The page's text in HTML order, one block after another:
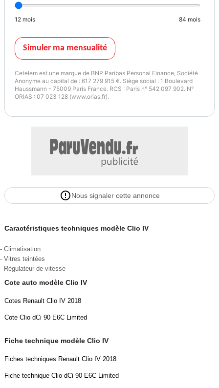
12 mois 84 mois
Simuler ma mensualité
Cetelem est une marque de BNP Paribas Personal Finance, Société
Anonyme au capital de : 617 279 915 €. Siège social : 1 Boulevard
Haussmann - 75009 Paris France. RCS : Paris n° 542 097 902. N°
ORIAS : 07 023 128 (www.orias.fr).
Nous signaler cette annonce
Caractéristiques techniques modèle Clio IV
- Climatisation
- Vitres teintées
- Régulateur de vitesse
Cote auto modèle Clio IV
Cotes Renault Clio IV 2018
Cote Clio dCi 90 E6C Limited
Fiche technique modèle Clio IV
Fiches techniques Renault Clio IV 2018
Fiche technique Clio dCi 90 E6C Limited